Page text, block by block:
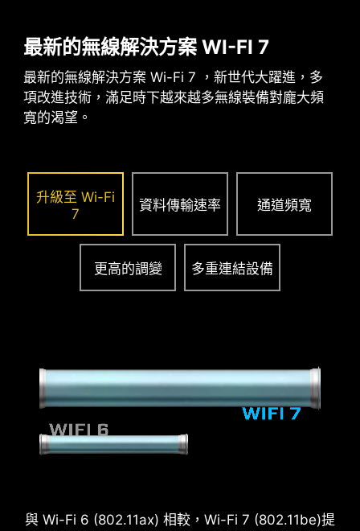
Pump Fan
最新的無線解決方案 WI-FI 7
最新的無線解決方案 Wi-Fi 7 ，新世代大躍進，多
項改進技術，滿足時下越來越多無線裝備對龐大頻
寬的渴望。
升級至 Wi-Fi
7
資料傳輸速率 通道頻寬
更高的調變 多重連結設備
與 Wi-Fi 6 (802.11ax) 相較，Wi-Fi 7 (802.11be)提
PCIE 拓源架構設計
獨家PCIE 拓源架構設計，為高階顯示卡提供更穩